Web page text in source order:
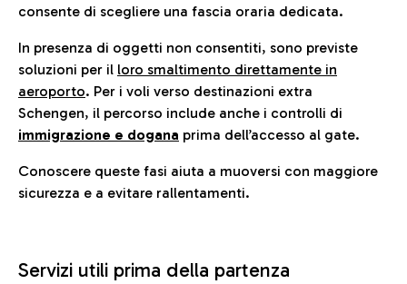
consente di scegliere una fascia oraria dedicata.
In presenza di oggetti non consentiti, sono previste
soluzioni per il loro smaltimento direttamente in
aeroporto. Per i voli verso destinazioni extra
Schengen, il percorso include anche i controlli di
immigrazione e dogana prima dell’accesso al gate.
Conoscere queste fasi aiuta a muoversi con maggiore
sicurezza e a evitare rallentamenti.
Servizi utili prima della partenza